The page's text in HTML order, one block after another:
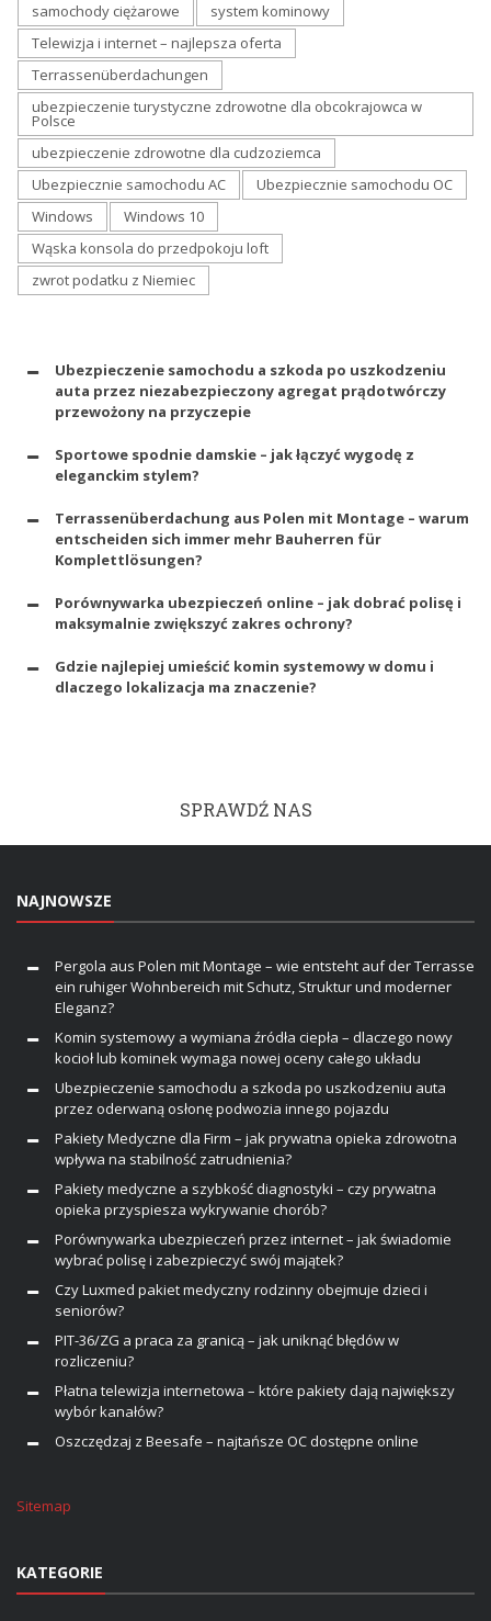
samochody ciężarowe
system kominowy
Telewizja i internet – najlepsza oferta
Terrassenüberdachungen
ubezpieczenie turystyczne zdrowotne dla obcokrajowca w
Polsce
ubezpieczenie zdrowotne dla cudzoziemca
Ubezpiecznie samochodu AC
Ubezpiecznie samochodu OC
Windows
Windows 10
Wąska konsola do przedpokoju loft
zwrot podatku z Niemiec
Ubezpieczenie samochodu a szkoda po uszkodzeniu
auta przez niezabezpieczony agregat prądotwórczy
przewożony na przyczepie
Sportowe spodnie damskie – jak łączyć wygodę z
eleganckim stylem?
Terrassenüberdachung aus Polen mit Montage – warum
entscheiden sich immer mehr Bauherren für
Komplettlösungen?
Porównywarka ubezpieczeń online – jak dobrać polisę i
maksymalnie zwiększyć zakres ochrony?
Gdzie najlepiej umieścić komin systemowy w domu i
dlaczego lokalizacja ma znaczenie?
SPRAWDŹ NAS
NAJNOWSZE
Pergola aus Polen mit Montage – wie entsteht auf der Terrasse
ein ruhiger Wohnbereich mit Schutz, Struktur und moderner
Eleganz?
Komin systemowy a wymiana źródła ciepła – dlaczego nowy
kocioł lub kominek wymaga nowej oceny całego układu
Ubezpieczenie samochodu a szkoda po uszkodzeniu auta
przez oderwaną osłonę podwozia innego pojazdu
Pakiety Medyczne dla Firm – jak prywatna opieka zdrowotna
wpływa na stabilność zatrudnienia?
Pakiety medyczne a szybkość diagnostyki – czy prywatna
opieka przyspiesza wykrywanie chorób?
Porównywarka ubezpieczeń przez internet – jak świadomie
wybrać polisę i zabezpieczyć swój majątek?
Czy Luxmed pakiet medyczny rodzinny obejmuje dzieci i
seniorów?
PIT-36/ZG a praca za granicą – jak uniknąć błędów w
rozliczeniu?
Płatna telewizja internetowa – które pakiety dają największy
wybór kanałów?
Oszczędzaj z Beesafe – najtańsze OC dostępne online
Sitemap
KATEGORIE